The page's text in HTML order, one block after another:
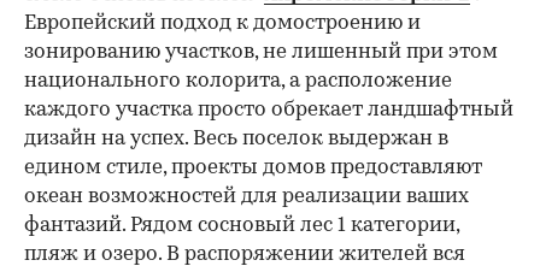
Европейский подход к домостроению и
зонированию участков, не лишенный при этом
национального колорита, а расположение
каждого участка просто обрекает ландшафтный
дизайн на успех. Весь поселок выдержан в
едином стиле, проекты домов предоставляют
океан возможностей для реализации ваших
фантазий. Рядом сосновый лес 1 категории,
пляж и озеро. В распоряжении жителей вся